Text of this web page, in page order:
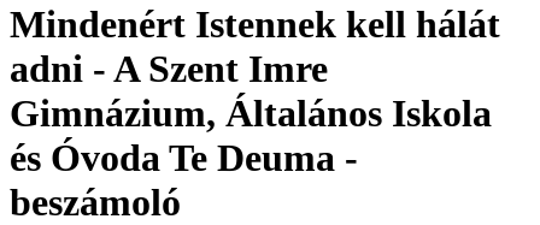
Mindenért Istennek kell hálát
adni - A Szent Imre
Gimnázium, Általános Iskola
és Óvoda Te Deuma -
beszámoló